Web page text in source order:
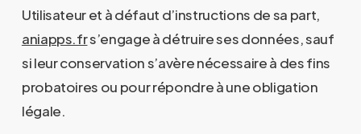
Utilisateur et à défaut d’instructions de sa part,
aniapps.frs’engage à détruire ses données, sauf
si leur conservation s’avère nécessaire à des fins
probatoires ou pour répondre à une obligation
légale.